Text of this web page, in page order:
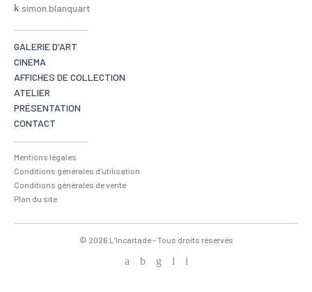
simon.blanquart
GALERIE D'ART
CINÉMA
AFFICHES DE COLLECTION
ATELIER
PRÉSENTATION
CONTACT
Mentions légales
Conditions générales d'utilisation
Conditions générales de vente
Plan du site
© 2026 L’Incartade - Tous droits réservés